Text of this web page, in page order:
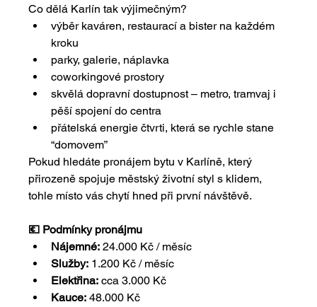
Co dělá Karlín tak výjimečným?
výběr kaváren, restaurací a bister na každém
kroku
parky, galerie, náplavka
coworkingové prostory
skvělá dopravní dostupnost – metro, tramvaj i
pěší spojení do centra
přátelská energie čtvrti, která se rychle stane
“domovem”
Pokud hledáte pronájem bytu v Karlíně, který
přirozeně spojuje městský životní styl s klidem,
tohle místo vás chytí hned při první návštěvě.
💶 Podmínky pronájmu
Nájemné: 24.000 Kč / měsíc
Služby: 1.200 Kč / měsíc
Elektřina: cca 3.000 Kč
Kauce: 48.000 Kč